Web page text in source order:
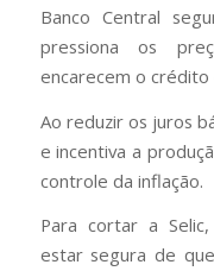
Banco Central
pressiona os
encarecem o crédito
Ao reduzir os juros
e incentiva a
controle da inflação.
Para cortar a
estar segura de